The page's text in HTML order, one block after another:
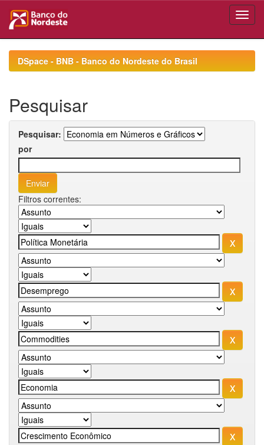
navigationDSpace - BNB - Banco do Nordeste do Brasil
Pesquisar
Pesquisar:
por
Filtros correntes: